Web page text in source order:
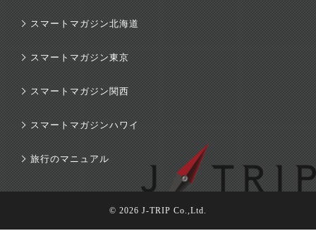
スマートマガジン北海道
スマートマガジン東京
スマートマガジン関西
スマートマガジンハワイ
旅行のマニュアル
© 2026 J-TRIP Co.,Ltd.